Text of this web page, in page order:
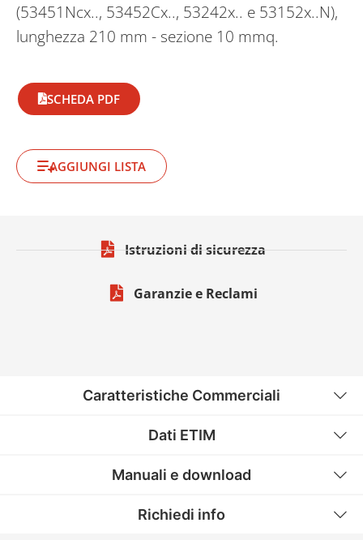
(53451Ncx.., 53452Cx.., 53242x.. e 53152x..N),
lunghezza 210 mm - sezione 10 mmq.
SCHEDA PDF
AGGIUNGI LISTA
Istruzioni di sicurezza
Garanzie e Reclami
Caratteristiche Commerciali
Dati ETIM
Manuali e download
Richiedi info